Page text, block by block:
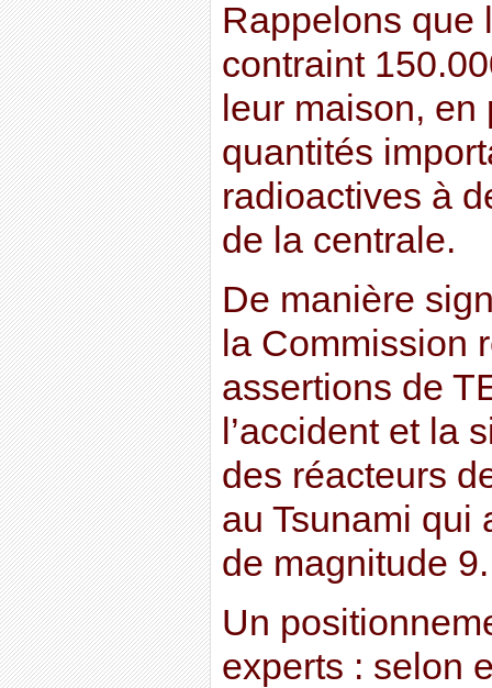
Rappelons que
contraint
leur maison,
quantités
radioactives à
de la centrale.
De manière
la Commission
assertions de
l’accident et la
des réacteurs
au Tsunami qui
de magnitude 9.
Un
experts : selon